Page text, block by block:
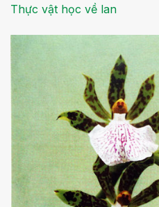
Thực vật học về lan